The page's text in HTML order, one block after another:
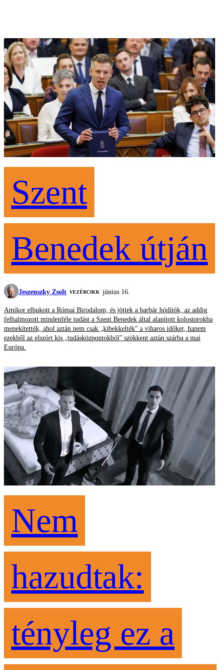
Szent
Benedek útján
Jeszenszky Zsolt VEZÉRCIKK június 16.
Amikor elbukott a Római Birodalom, és jöttek a barbár hódítók, az addig
felhalmozott mindenféle tudást a Szent Benedek által alapított kolostorokba
menekítették, ahol aztán nem csak „kibekkelték” a viharos időket, hanem
ezekből az elszórt kis „tudásközpontokból” szökkent aztán szárba a mai
Európa.
Nem
hazudtak:
tényleg ez a